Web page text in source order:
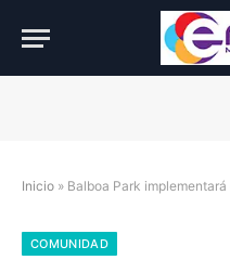
Inicio » Balboa Park implementará estacionamiento
COMUNIDAD